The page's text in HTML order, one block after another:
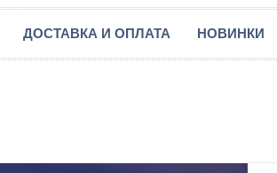
ДОСТАВКА И ОПЛАТА НОВИНКИ